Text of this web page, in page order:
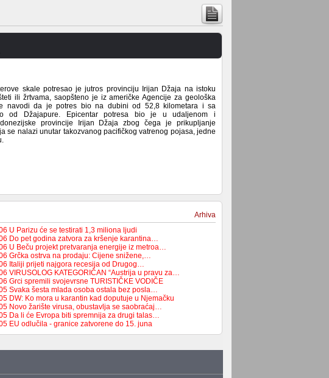
skale potresao je jutros provinciju Irijan Džaja na istoku
ili žrtvama, saopšteno je iz američke Agencije za geološka
navodi da je potres bio na dubini od 52,8 kilometara i sa
od Džajapure. Epicentar potresa bio je u udaljenom i
provincije Irijan Džaja zbog čega je prikupljanje
se nalazi unutar takozvanog pacifičkog vatrenog pojasa, jedne
Arhiva
U Parizu će se testirati 1,3 miliona ljudi
Do pet godina zatvora za kršenje karantina…
U Beču projekt pretvaranja energije iz metroa…
Grčka ostrva na prodaju: Cijene snižene,…
Italiji prijeti najgora recesija od Drugog…
VIRUSOLOG KATEGORIČAN “Austrija u pravu za…
Grci spremili svojevrsne TURISTIČKE VODIČE
Svaka šesta mlada osoba ostala bez posla…
DW: Ko mora u karantin kad doputuje u Njemačku
Novo žarište virusa, obustavlja se saobraćaj…
Da li će Evropa biti spremnija za drugi talas…
EU odlučila - granice zatvorene do 15. juna